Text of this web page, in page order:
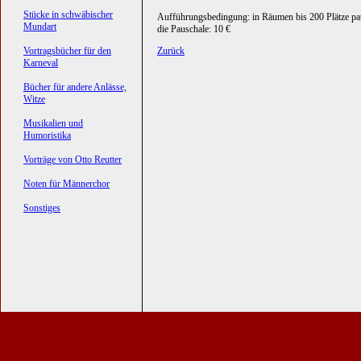
Aufführungsbedingung: in Räumen bis 200 Plätze
die Pauschale: 10 €
Zurück
Stücke in schwäbischer
Mundart
Vortragsbücher für den
Karneval
Bücher für andere Anlässe,
Witze
Musikalien und
Humoristika
Vorträge von Otto Reutter
Noten für Männerchor
Sonstiges